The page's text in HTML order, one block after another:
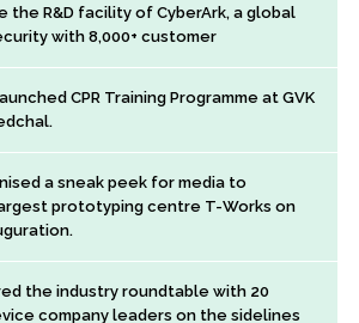
the R&D facility of CyberArk, a global
with 8,000+ customer
CPR Training Programme at GVK
a sneak peek for media to
prototyping centre T-Works on
the industry roundtable with 20
company leaders on the sidelines